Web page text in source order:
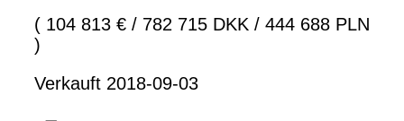
( 104 813 € / 782 715 DKK / 444 688 PLN
)
Verkauft 2018-09-03